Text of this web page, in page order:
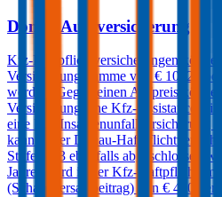
Donau Autoversicherung
Kfz-Haftpflichtversicherungen
Versicherungssumme von € 10, 20
werden. Gegen einen Aufpreis
Versicherung eine Kfz-Assistance,
eine Kfz-Insassenunfallversicherung
kann in der Donau-
Stufen 0-3 ebenfalls abgeschlossen
Jahren wird in der Kfz-Haftpflicht im
(Schadenersatzbeitrag) von € 400